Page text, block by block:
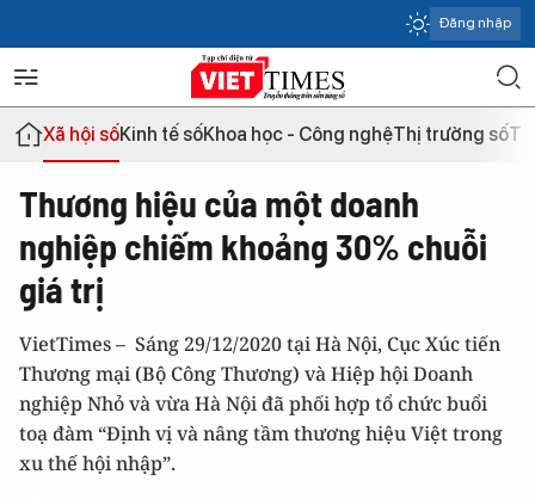
Đăng nhập
Xã hội sốKinh tế sốKhoa học - Công nghệThị trường số
Thương hiệu của một doanh
nghiệp chiếm khoảng 30% chuỗi
giá trị
VietTimes – Sáng 29/12/2020 tại Hà Nội, Cục Xúc tiến
Thương mại (Bộ Công Thương) và Hiệp hội Doanh
nghiệp Nhỏ và vừa Hà Nội đã phối hợp tổ chức buổi
toạ đàm “Định vị và nâng tầm thương hiệu Việt trong
xu thế hội nhập”.